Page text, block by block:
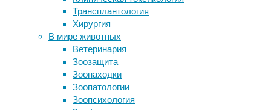
Трансплантология
Хирургия
В мире животных
Ветеринария
Зоозащита
Зоонаходки
Зоопатологии
Зоопсихология
экстремальной
ситуации
люди
принимают
весьма
сомнительные
моральной
и муравьи «общаются» с другими
видами
Пять способов спастись от
старческого слабоумия сегодня
Залог успешной охоты гепарда
кроется в его уникальном
внутреннем ухе